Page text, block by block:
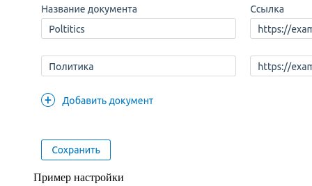
Пример настройки